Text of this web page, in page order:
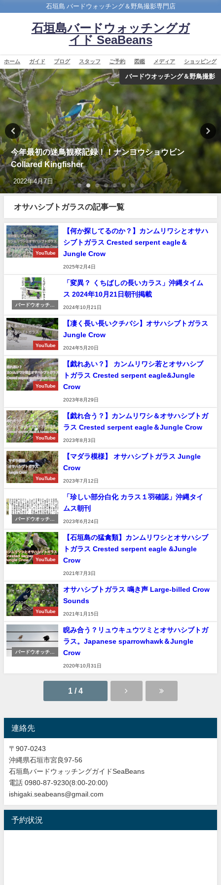
石垣島 バードウォッチング＆野鳥撮影専門店
石垣島バードウォッチングガ
イド SeaBeans
ホーム ガイド ブログ スタッフ ご予約 図鑑 メディア ショッピング
バードウオッチング＆野鳥撮影
今年最初の迷鳥観察記録！！ナンヨウショウビン
Collared Kingfisher
2022年4月7日
オサハシブトガラスの記事一覧
YouTube
【何か探してるのか？】カンムリワシとオサハ
シブトガラス Crested serpent eagle＆
Jungle Crow
2025年2月4日
バードウオッチン
「変異？ くちばしの長いカラス」沖縄タイム
ス 2024年10月21日朝刊掲載
2024年10月21日
YouTube
【凄く長い長いクチバシ】オサハシブトガラス
Jungle Crow
2024年5月20日
YouTube
【戯れあい？】 カンムリワシ若とオサハシブ
トガラス Crested serpent eagle&Jungle
Crow
2023年8月29日
YouTube
【戯れ合う？】カンムリワシ＆オサハシブトガ
ラス Crested serpent eagle＆Jungle Crow
2023年8月3日
YouTube
【マダラ模様】 オサハシブトガラス Jungle
Crow
2023年7月12日
バードウオッチン
「珍しい部分白化 カラス１羽確認」沖縄タイ
ムス朝刊
2023年6月24日
YouTube
【石垣島の猛禽類】カンムリワシとオサハシブ
トガラス Crested serpent eagle &Jungle
Crow
2021年7月3日
YouTube
オサハシブトガラス 鳴き声 Large-billed Crow
Sounds
2021年1月15日
バードウオッチン
睨み合う？リュウキュウツミとオサハシブトガ
ラス。Japanese sparrowhawk＆Jungle
Crow
2020年10月31日
1 / 4
連絡先
〒907-0243
沖縄県石垣市宮良97-56
石垣島バードウォッチングガイドSeaBeans
電話 0980-87-9230(8:00-20:00)
ishigaki.seabeans@gmail.com
予約状況